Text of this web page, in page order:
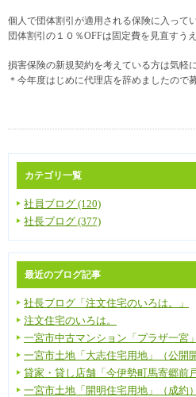
個人で団体割引が適用される保険に入って
団体割引の１０％OFFは固定費を見直すう
損害保険の新規契約を考えている方は気軽
＊今年度はじめに代理店を辞めましたので
カテゴリ一覧
社員ブログ (120)
社長ブログ (377)
最近のブログ記事
社長ブログ「注文住宅のいろは。」
注文住宅のいろは。
一宮市中古マンション「プラザ一宮
一宮市土地「大志住宅用地」（公開開
貸家・貸し店舗「今伊勢町馬寄郷前
一宮市土地「開明住宅用地」（成約）